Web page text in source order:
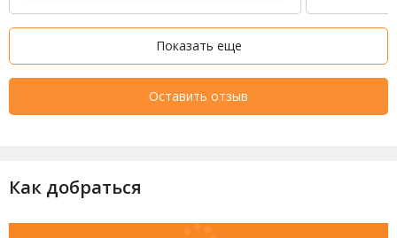
Показать еще
Оставить отзыв
Как добраться